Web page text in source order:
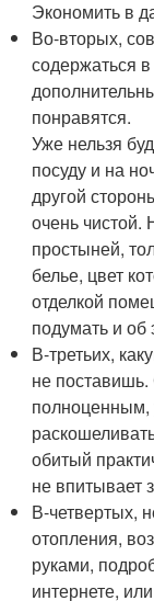
Экономить в
Во-вторых,
содержаться
понравятся.
Уже нельзя
посуду и на
другой
очень чистой.
простыней,
белье, цвет
отделкой
подумать и об
В-третьих,
не
обитый
не впитывает
В-четвертых,
отопления,
руками,
интернете,